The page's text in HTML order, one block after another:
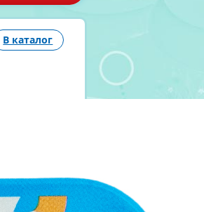
В каталог